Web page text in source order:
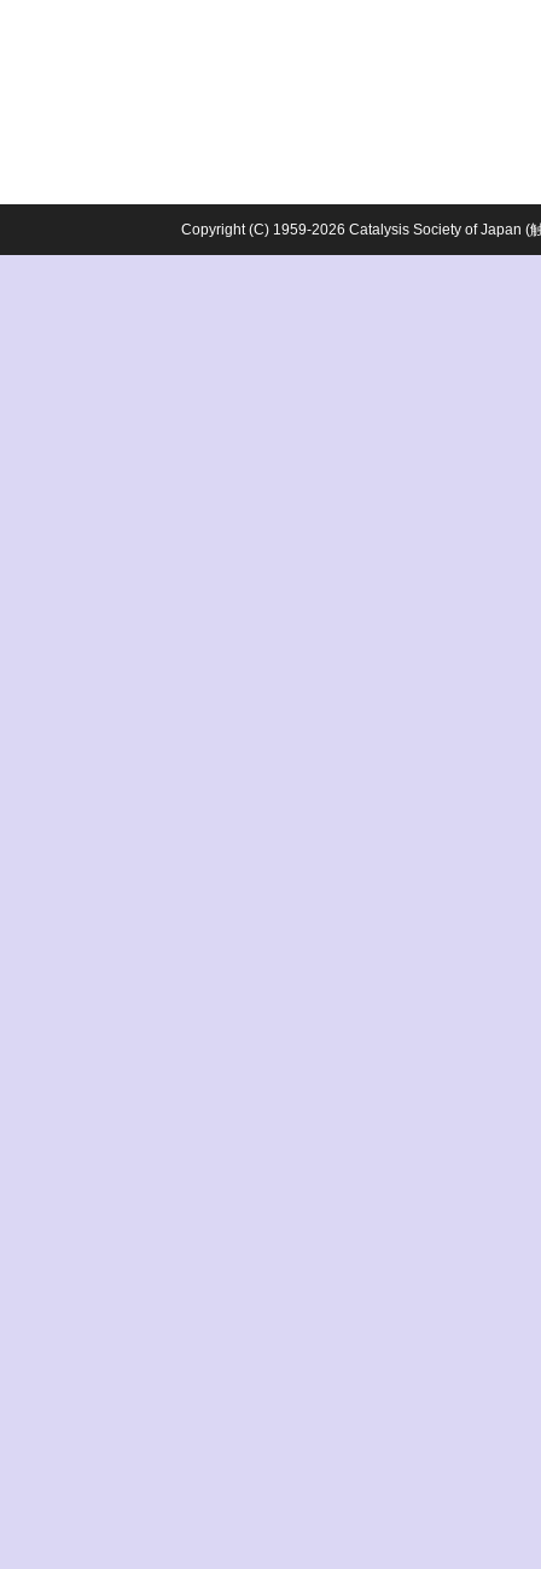
Copyright (C) 1959-2026 Catalysis Society of Japan (